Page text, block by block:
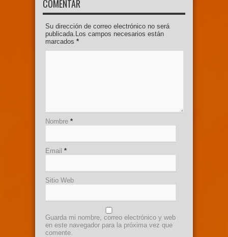
COMENTAR
Su dirección de correo electrónico no será
publicada.Los campos necesarios están
marcados *
Nombre *
Email *
Sitio Web
Guarda mi nombre, correo electrónico y web
en este navegador para la próxima vez que
comente.